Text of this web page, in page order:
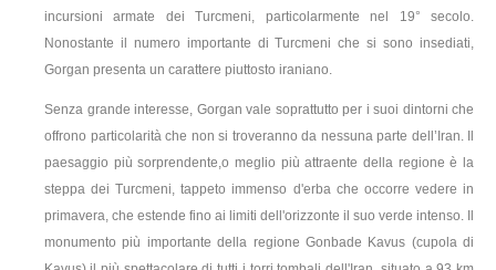
incursioni armate dei Turcmeni, particolarmente nel 19° secolo.
Nonostante il numero importante di Turcmeni che si sono insediati,
Gorgan presenta un carattere piuttosto iraniano.
Senza grande interesse, Gorgan vale soprattutto per i suoi dintorni che
offrono particolarità che non si troveranno da nessuna parte dell’Iran. Il
paesaggio più sorprendente,o meglio più attraente della regione è la
steppa dei Turcmeni, tappeto immenso d'erba che occorre vedere in
primavera, che estende fino ai limiti dell'orizzonte il suo verde intenso. Il
monumento più importante della regione Gonbade Kavus (cupola di